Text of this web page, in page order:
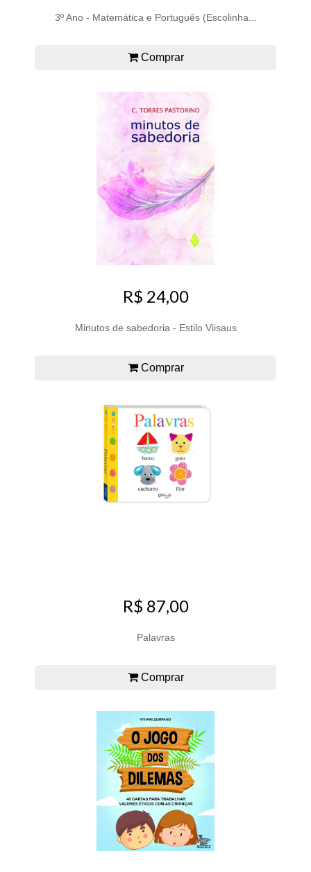
3º Ano - Matemática e Português (Escolinha...
Comprar
R$ 24,00
Minutos de sabedoria - Estilo Viisaus
Comprar
R$ 87,00
Palavras
Comprar